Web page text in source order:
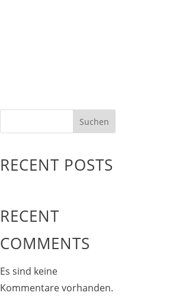
Suchen
RECENT POSTS
RECENT
COMMENTS
Es sind keine
Kommentare vorhanden.